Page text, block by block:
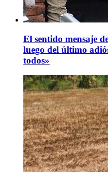
El sentido mensaje
luego del último
todos»